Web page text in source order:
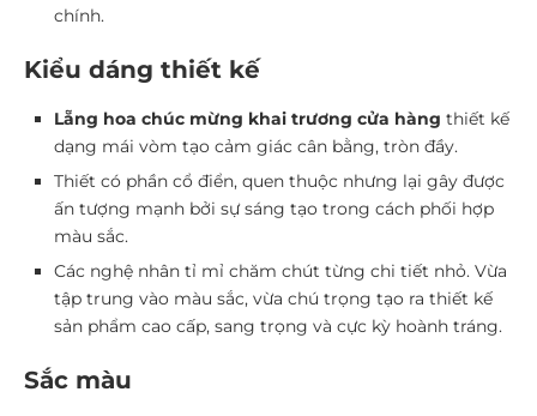
chính.
Kiểu dáng thiết kế
Lẵng hoa chúc mừng khai trương cửa hàng thiết kế
dạng mái vòm tạo cảm giác cân bằng, tròn đầy.
Thiết có phần cổ điển, quen thuộc nhưng lại gây được
ấn tượng mạnh bởi sự sáng tạo trong cách phối hợp
màu sắc.
Các nghệ nhân tỉ mỉ chăm chút từng chi tiết nhỏ. Vừa
tập trung vào màu sắc, vừa chú trọng tạo ra thiết kế
sản phẩm cao cấp, sang trọng và cực kỳ hoành tráng.
Sắc màu